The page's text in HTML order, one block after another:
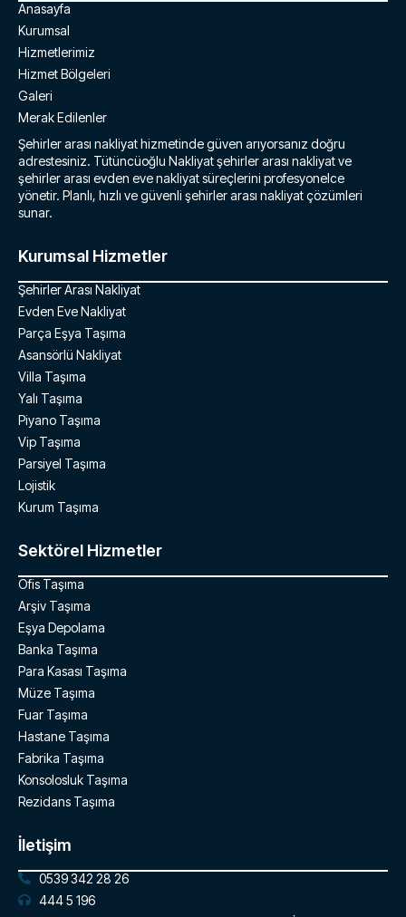
Anasayfa
Kurumsal
Hizmetlerimiz
Hizmet Bölgeleri
Galeri
Merak Edilenler
Şehirler arası nakliyat hizmetinde güven arıyorsanız doğru
adrestesiniz. Tütüncüoğlu Nakliyat şehirler arası nakliyat ve
şehirler arası evden eve nakliyat süreçlerini profesyonelce
yönetir. Planlı, hızlı ve güvenli şehirler arası nakliyat çözümleri
sunar.
Kurumsal Hizmetler
Şehirler Arası Nakliyat
Evden Eve Nakliyat
Parça Eşya Taşıma
Asansörlü Nakliyat
Villa Taşıma
Yalı Taşıma
Piyano Taşıma
Vip Taşıma
Parsiyel Taşıma
Lojistik
Kurum Taşıma
Sektörel Hizmetler
Ofis Taşıma
Arşiv Taşıma
Eşya Depolama
Banka Taşıma
Para Kasası Taşıma
Müze Taşıma
Fuar Taşıma
Hastane Taşıma
Fabrika Taşıma
Konsolosluk Taşıma
Rezidans Taşıma
İletişim
0539 342 28 26
444 5 196